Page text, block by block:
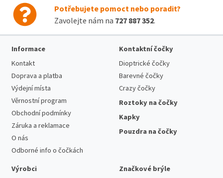
Potřebujete pomoct nebo poradit?
Zavolejte nám na 727 887 352.
Informace
Kontakt
Doprava a platba
Výdejní místa
Věrnostní program
Obchodní podmínky
Záruka a reklamace
O nás
Odborné info o čočkách
Kontaktní čočky
Dioptrické čočky
Barevné čočky
Crazy čočky
Roztoky na čočky
Kapky
Pouzdra na čočky
Výrobci
Značkové brýle